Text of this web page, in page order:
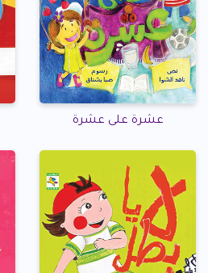
عشرة على عشرة